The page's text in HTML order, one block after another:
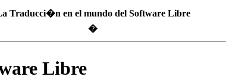
Traducci�n en el mundo del Software Libre
�
Libre